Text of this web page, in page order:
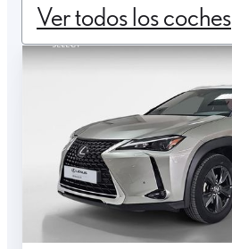
Ver todos los coches